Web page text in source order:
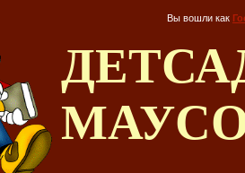
Вы вошли как